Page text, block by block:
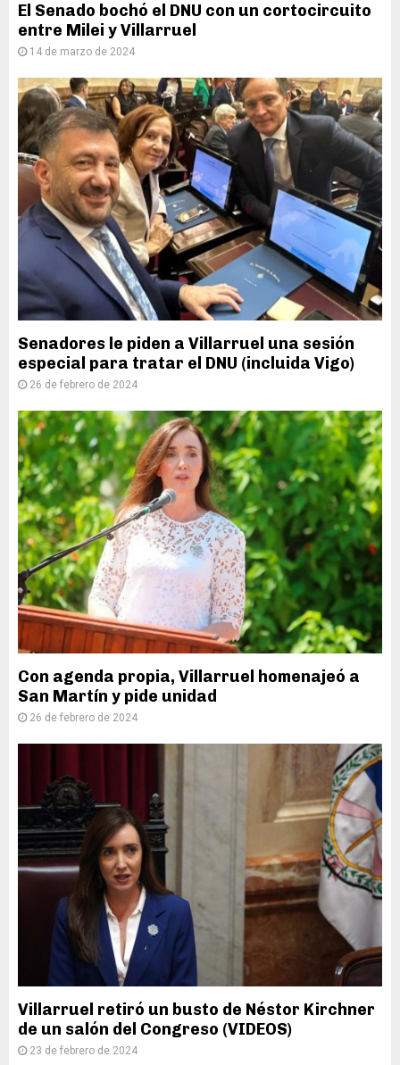
El Senado bochó el DNU con un cortocircuito
entre Milei y Villarruel
14 de marzo de 2024
Senadores le piden a Villarruel una sesión
especial para tratar el DNU (incluida Vigo)
26 de febrero de 2024
Con agenda propia, Villarruel homenajeó a
San Martín y pide unidad
26 de febrero de 2024
Villarruel retiró un busto de Néstor Kirchner
de un salón del Congreso (VIDEOS)
23 de febrero de 2024